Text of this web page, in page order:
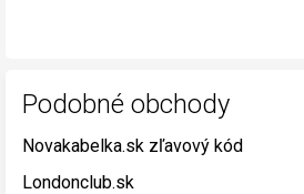
Podobné obchody
Novakabelka.sk zľavový kód
Londonclub.sk